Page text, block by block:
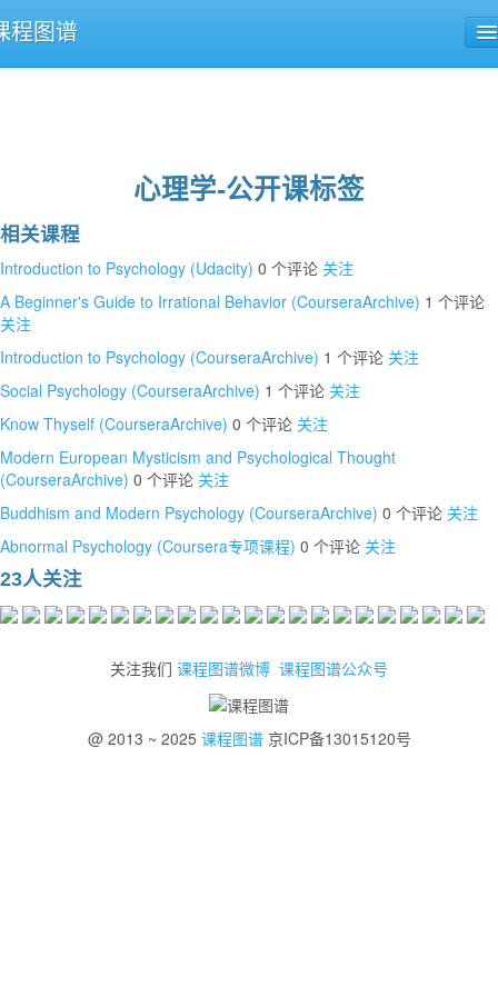
程图谱
心理学-公开课标签
相关课程
Introduction to Psychology (Udacity) 0 个评论 关注
A Beginner's Guide to Irrational Behavior (CourseraArchive) 1 个评论
关注
Introduction to Psychology (CourseraArchive) 1 个评论 关注
Social Psychology (CourseraArchive) 1 个评论 关注
Know Thyself (CourseraArchive) 0 个评论 关注
Modern European Mysticism and Psychological Thought
(CourseraArchive) 0 个评论 关注
Buddhism and Modern Psychology (CourseraArchive) 0 个评论 关注
Abnormal Psychology (Coursera专项课程) 0 个评论 关注
23人关注
关注我们 课程图谱微博 课程图谱公众号
@ 2013 ~ 2025 课程图谱京ICP备13015120号